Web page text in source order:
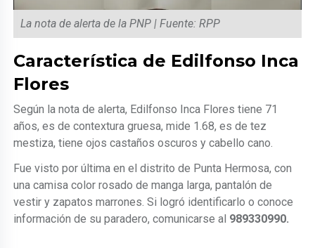
La nota de alerta de la PNP | Fuente: RPP
Característica de Edilfonso Inca
Flores
Según la nota de alerta, Edilfonso Inca Flores tiene 71
años, es de contextura gruesa, mide 1.68, es de tez
mestiza, tiene ojos castaños oscuros y cabello cano.
Fue visto por última en el distrito de Punta Hermosa, con
una camisa color rosado de manga larga, pantalón de
vestir y zapatos marrones. Si logró identificarlo o conoce
información de su paradero, comunicarse al 989330990.